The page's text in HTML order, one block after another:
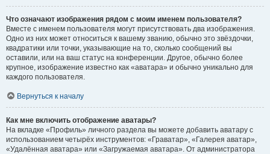
Что означают изображения рядом с моим именем пользователя?
Вместе с именем пользователя могут присутствовать два изображения.
Одно из них может относиться к вашему званию, обычно это звёздочки,
квадратики или точки, указывающие на то, сколько сообщений вы
оставили, или на ваш статус на конференции. Другое, обычно более
крупное, изображение известно как «аватара» и обычно уникально для
каждого пользователя.
Вернуться к началу
Как мне включить отображение аватары?
На вкладке «Профиль» личного раздела вы можете добавить аватару с
использованием четырёх инструментов: «Граватар», «Галерея аватар»,
«Удалённая аватара» или «Загружаемая аватара». От администратора